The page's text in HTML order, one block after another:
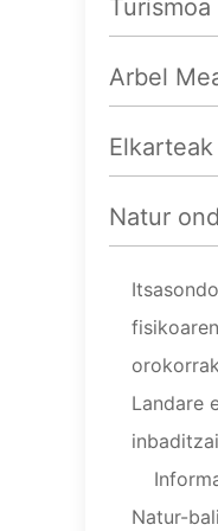
Turismoa
Arbel
Elkarteak
Natur
orokorrak
Landare
Natur-